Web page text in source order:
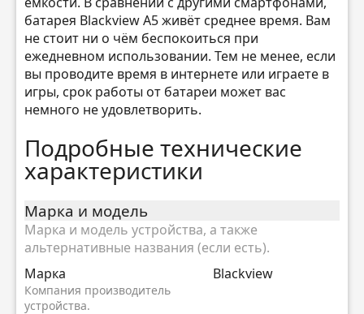
батарея Blackview A5 живёт среднее время. Вам
не стоит ни о чём беспокоиться при
ежедневном использовании. Тем не менее, если
вы проводите время в интернете или играете в
игры, срок работы от батареи может вас
немного не удовлетворить.
Подробные технические
характеристики
Марка и модель
Марка и модель устройства, а также
альтернативные названия (если есть).
Марка
Компания производитель
устройства.
Blackview